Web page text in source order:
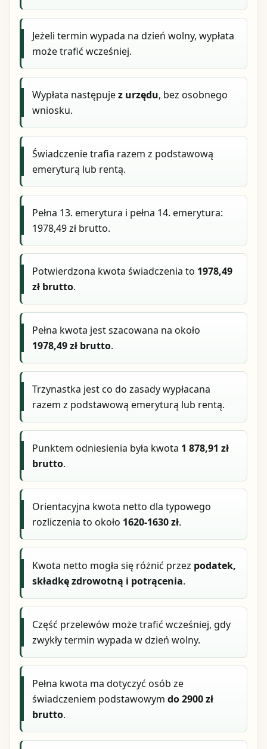
Jeżeli termin wypada na dzień wolny, wypłata
może trafić wcześniej.
Wypłata następujez urzędu, bez osobnego
wniosku.
Świadczenie trafia razem z podstawową
emeryturą lub rentą.
Pełna 13. emerytura i pełna 14. emerytura:
1978,49 zł brutto.
Potwierdzona kwota świadczenia to 1978,49
zł brutto.
Pełna kwota jest szacowana na około
1978,49 zł brutto.
Trzynastka jest co do zasady wypłacana
razem z podstawową emeryturą lub rentą.
Punktem odniesienia była kwota 1 878,91 zł
brutto.
Orientacyjna kwota netto dla typowego
rozliczenia to około 1620-1630 zł.
Kwota netto mogła się różnić przez podatek,
składkę zdrowotną i potrącenia.
Część przelewów może trafić wcześniej, gdy
zwykły termin wypada w dzień wolny.
Pełna kwota ma dotyczyć osób ze
świadczeniem podstawowymdo 2900 zł
brutto.